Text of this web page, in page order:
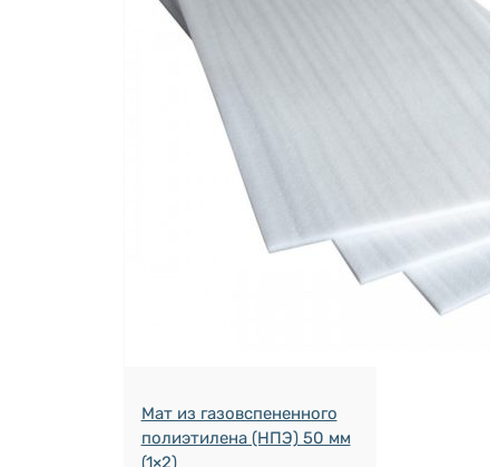
Мат из газовспененного
полиэтилена (НПЭ) 50 мм
(1×2)